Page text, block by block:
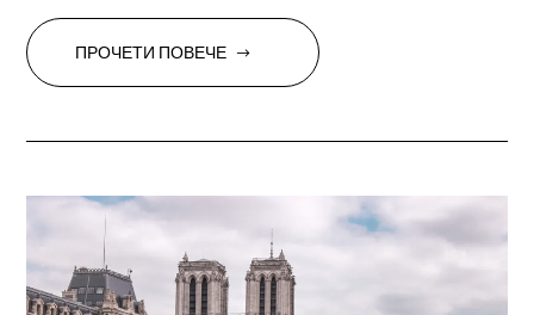
ПРОЧЕТИ ПОВЕЧЕ